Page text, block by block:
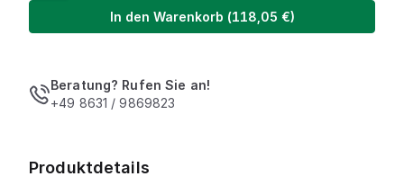
In den Warenkorb (118,05 €)
Beratung? Rufen Sie an!
+49 8631 / 9869823
Produktdetails